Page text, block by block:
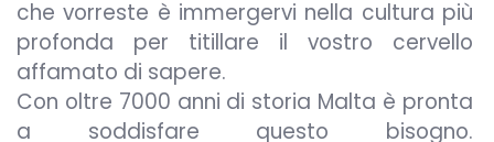
che vorreste è immergervi nella cultura più
profonda per titillare il vostro cervello
affamato di sapere.
Con oltre 7000 anni di storia Malta è pronta
a soddisfare questo bisogno.